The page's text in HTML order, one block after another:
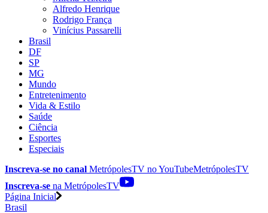
Alfredo Henrique
Rodrigo França
Vinícius Passarelli
Brasil
DF
SP
MG
Mundo
Entretenimento
Vida & Estilo
Saúde
Ciência
Esportes
Especiais
Inscreva-se no canal MetrópolesTV noYouTubeMetrópolesTV
Inscreva-se na MetrópolesTV
Página Inicial
Brasil